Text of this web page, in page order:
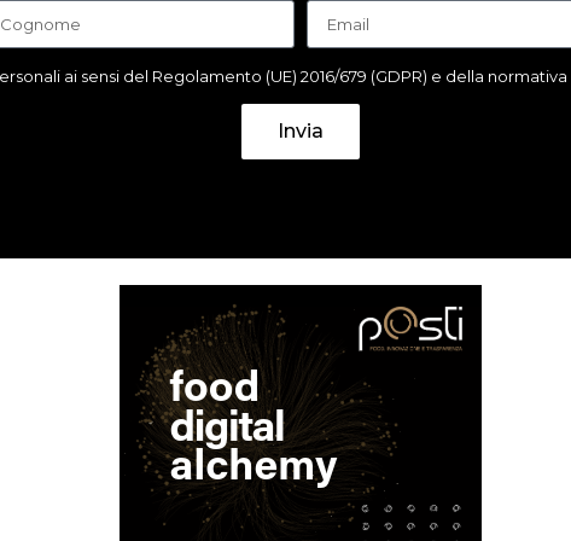
ai sensi del Regolamento (UE) 2016/679 (GDPR) e della normativa
Invia